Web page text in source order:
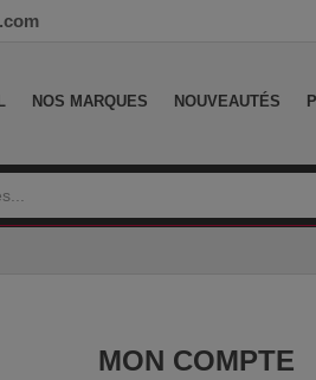
NOS MARQUES NOUVEAUTÉS
MON COMPTE